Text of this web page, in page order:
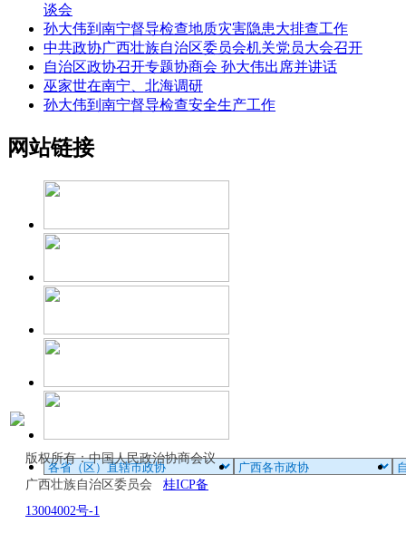
谈会
孙大伟到南宁督导检查地质灾害隐患大排查工作
中共政协广西壮族自治区委员会机关党员大会召开
自治区政协召开专题协商会 孙大伟出席并讲话
巫家世在南宁、北海调研
孙大伟到南宁督导检查安全生产工作
网站链接
版权所有：中国人民政治协商会议
广西壮族自治区委员会 桂ICP备
13004002号-1